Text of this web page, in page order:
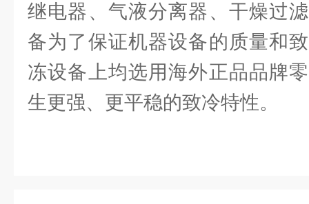
继电器、气液分离器、干燥过
备为了保证机器设备的质量和
冻设备上均选用海外正品品牌
生更强、更平稳的致冷特性。